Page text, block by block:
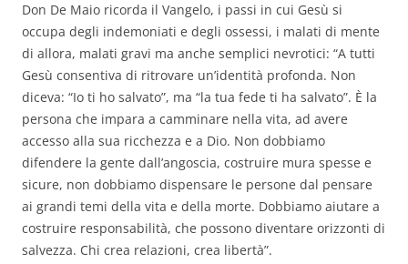
Don De Maio ricorda il Vangelo, i passi in cui Gesù si
occupa degli indemoniati e degli ossessi, i malati di mente
di allora, malati gravi ma anche semplici nevrotici: “A tutti
Gesù consentiva di ritrovare un’identità profonda. Non
diceva: “Io ti ho salvato”, ma “la tua fede ti ha salvato”. È la
persona che impara a camminare nella vita, ad avere
accesso alla sua ricchezza e a Dio. Non dobbiamo
difendere la gente dall’angoscia, costruire mura spesse e
sicure, non dobbiamo dispensare le persone dal pensare
ai grandi temi della vita e della morte. Dobbiamo aiutare a
costruire responsabilità, che possono diventare orizzonti di
salvezza. Chi crea relazioni, crea libertà”.